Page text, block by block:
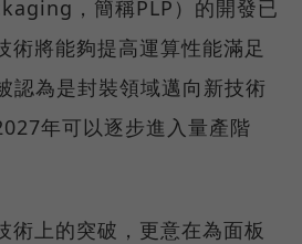
，簡稱PLP）的開發已
術將能夠提高運算性能滿足
認為是封裝領域邁向新技術
年可以逐步進入量產階
術上的突破，更意在為面板